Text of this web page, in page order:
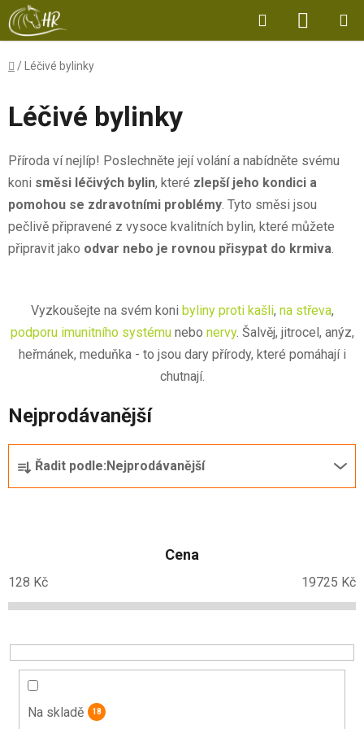
Přejít
na
obsah
Hledat
KOŠÍK
Domů
/ Léčivé bylinky
Léčivé bylinky
Příroda ví nejlíp! Poslechněte její volání a nabídněte svému
koni směsi léčivých bylin, které zlepší jeho kondici a
pomohou se zdravotními problémy. Tyto směsi jsou
pečlivě připravené z vysoce kvalitních bylin, které můžete
připravit jako odvar nebo je rovnou přisypat do krmiva.
Vyzkoušejte na svém koni byliny proti kašli, na střeva,
podporu imunitního systémunebo nervy. Šalvěj, jitrocel, anýz,
heřmánek, meduňka - to jsou dary přírody, které pomáhají i
chutnají.
Nejprodávanější
p
r
d
u
Řadit podle: Nejprodávanější
Cena
128 Kč 19725 Kč
Na skladě 18